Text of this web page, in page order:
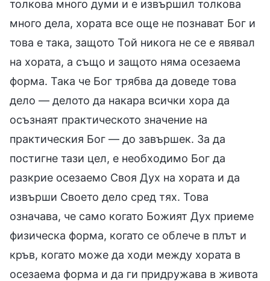
толкова много думи и е извършил толкова
много дела, хората все още не познават Бог и
това е така, защото Той никога не се е явявал
на хората, а също и защото няма осезаема
форма. Така че Бог трябва да доведе това
дело — делото да накара всички хора да
осъзнаят практическото значение на
практическия Бог — до завършек. За да
постигне тази цел, е необходимо Бог да
разкрие осезаемо Своя Дух на хората и да
извърши Своето дело сред тях. Това
означава, че само когато Божият Дух приеме
физическа форма, когато се облече в плът и
кръв, когато може да ходи между хората в
осезаема форма и да ги придружава в живота